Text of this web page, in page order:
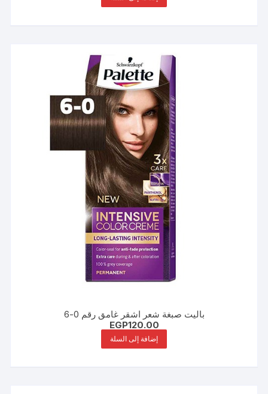
باليت صبغة شعر اشقر غامق رقم 0-6
EGP120.00
إضافة إلى السلة